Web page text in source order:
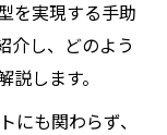
を実現する手助
介し、どのよう
します。
も関わらず、